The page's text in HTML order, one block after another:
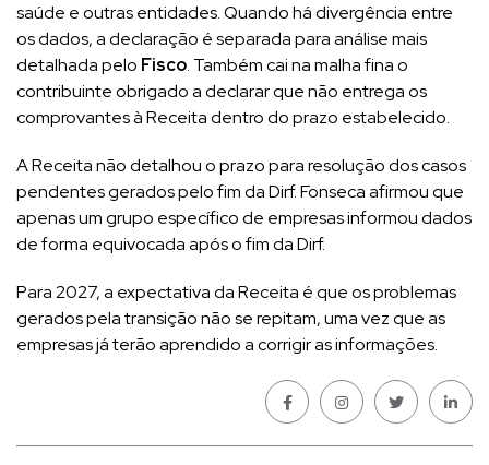
saúde e outras entidades. Quando há divergência entre
os dados, a declaração é separada para análise mais
detalhada pelo Fisco. Também cai na malha fina o
contribuinte obrigado a declarar que não entrega os
comprovantes à Receita dentro do prazo estabelecido.
A Receita não detalhou o prazo para resolução dos casos
pendentes gerados pelo fim da Dirf. Fonseca afirmou que
apenas um grupo específico de empresas informou dados
de forma equivocada após o fim da Dirf.
Para 2027, a expectativa da Receita é que os problemas
gerados pela transição não se repitam, uma vez que as
empresas já terão aprendido a corrigir as informações.